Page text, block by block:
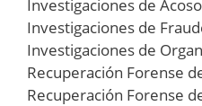
Investigaciones de
Investigaciones de
Investigaciones de
Recuperación Forense
Recuperación Forense